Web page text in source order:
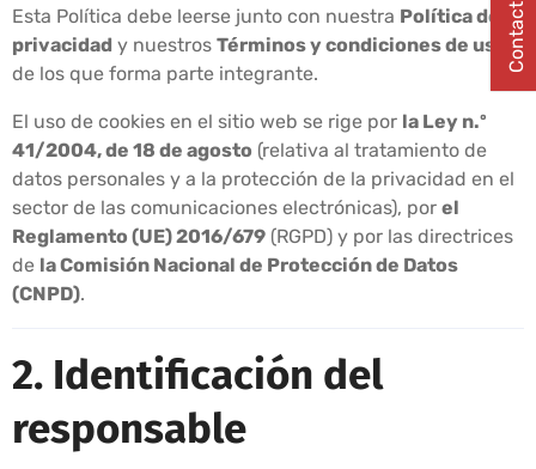
Esta Política debe leerse junto con nuestra Política de
privacidad y nuestros Términos y condiciones de uso
de los que forma parte integrante.
El uso de cookies en el sitio web se rige por la Ley n.º
41/2004, de 18 de agosto (relativa al tratamiento de
datos personales y a la protección de la privacidad en el
sector de las comunicaciones electrónicas), por el
Reglamento (UE) 2016/679 (RGPD) y por las directrices
de la Comisión Nacional de Protección de Datos
(CNPD).
2. Identificación del
responsable
Contact